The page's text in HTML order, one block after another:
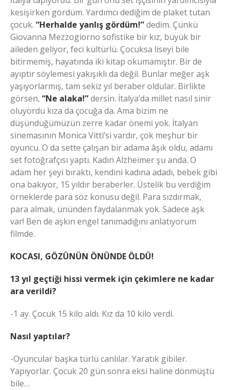
kesişirken gördüm. Yardımcı dediğim de plaket tutan
çocuk. “Herhalde yanlış gördüm!”dedim. Çünkü
Giovanna Mezzogiorno sofistike bir kız, büyük bir
aileden geliyor, feci kültürlü. Çocuksa liseyi bile
bitirmemiş, hayatında iki kitap okumamıştır. Bir de
ayıptır söylemesi yakışıklı da değil. Bunlar meğer aşk
yaşıyorlarmış, tam sekiz yıl beraber oldular. Birlikte
görsen, “Ne alaka!”dersin. İtalya’da millet nasıl sinir
oluyordu kıza da çocuğa da. Ama bizim ne
düşündüğümüzün zerre kadar önemi yok. İtalyan
sinemasının Monica Vitti’si vardır, çok meşhur bir
oyuncu. O da sette çalışan bir adama âşık oldu, adamı
set fotoğrafçısı yaptı. Kadın Alzheimer şu anda. O
adam her şeyi bıraktı, kendini kadına adadı, bebek gibi
ona bakıyor, 15 yıldır beraberler. Üstelik bu verdiğim
örneklerde para söz konusu değil. Para sızdırmak,
para almak, ününden faydalanmak yok. Sadece aşk
var! Ben de aşkın engel tanımadığını anlatıyorum
filmde.
KOCASI, GÖZÜNÜN ÖNÜNDE ÖLDÜ!
13 yıl geçtiği hissi vermek için çekimlere ne kadar
ara verildi?
-1 ay. Çocuk 15 kilo aldı. Kız da 10 kilo verdi.
Nasıl yaptılar?
-Oyuncular başka türlü canlılar. Yaratık gibiler.
Yapıyorlar. Çocuk 20 gün sonra eksi haline dönmüştü
bile…